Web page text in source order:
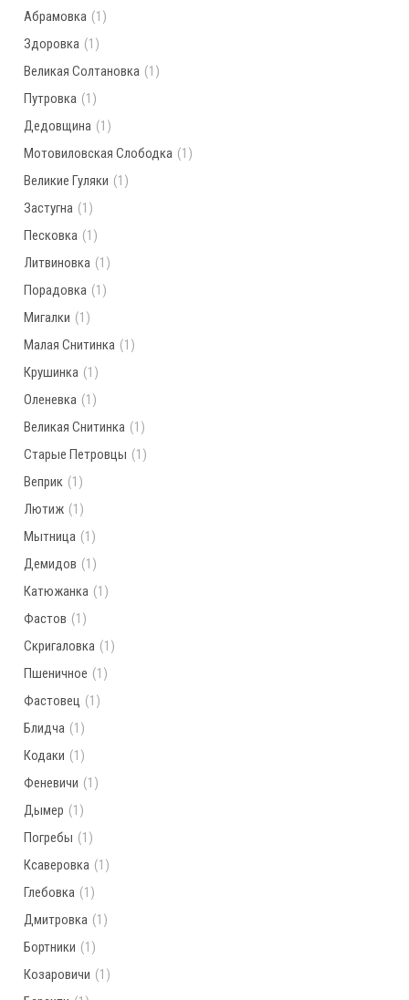
Абрамовка (1)
Здоровка (1)
Великая Солтановка (1)
Путровка (1)
Дедовщина (1)
Мотовиловская Слободка (1)
Великие Гуляки (1)
Застугна (1)
Песковка (1)
Литвиновка (1)
Порадовка (1)
Мигалки (1)
Малая Снитинка (1)
Крушинка (1)
Оленевка (1)
Великая Снитинка (1)
Старые Петровцы (1)
Веприк (1)
Лютиж (1)
Мытница (1)
Демидов (1)
Катюжанка (1)
Фастов (1)
Скригаловка (1)
Пшеничное (1)
Фастовец (1)
Блидча (1)
Кодаки (1)
Феневичи (1)
Дымер (1)
Погребы (1)
Ксаверовка (1)
Глебовка (1)
Дмитровка (1)
Бортники (1)
Козаровичи (1)